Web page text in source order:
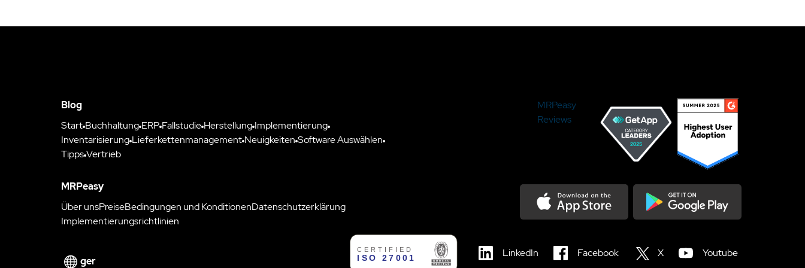
Blog
Start Buchhaltung ERP Fallstudie Herstellung Implementierung
Inventarisierung Lieferkettenmanagement Neuigkeiten Software Auswählen
TippsVertrieb
MRPeasy
Über unsPreiseBedingungen und KonditionenDatenschutzerklärung
Implementierungsrichtlinien
MRPeasy
Reviews
ger
LinkedIn Facebook X Youtube